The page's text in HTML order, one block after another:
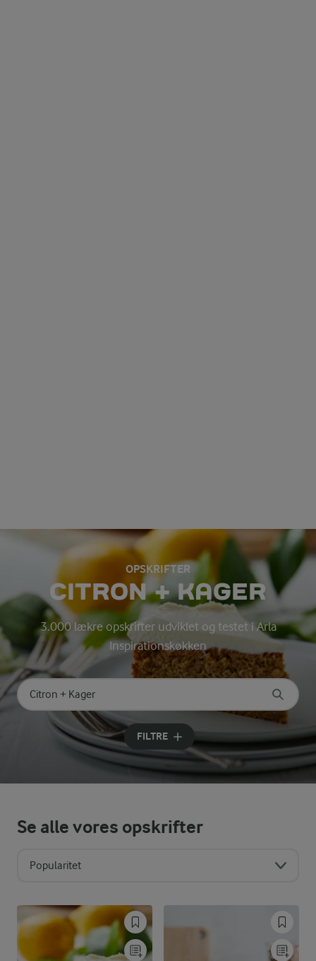
OPSKRIFTER
CITRON + KAGER
3.000 lækre opskrifter udviklet og testet i Arla
Inspirationskøkken
Søg på kategori
Indtast søgeord for at søge
FILTRE
Se alle vores opskrifter
Popularitet